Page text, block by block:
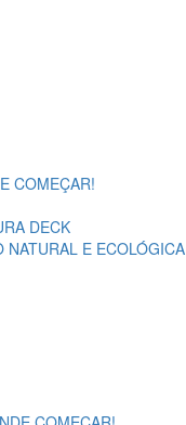
COMEÇAR!
DECK
E ECOLÓGICA